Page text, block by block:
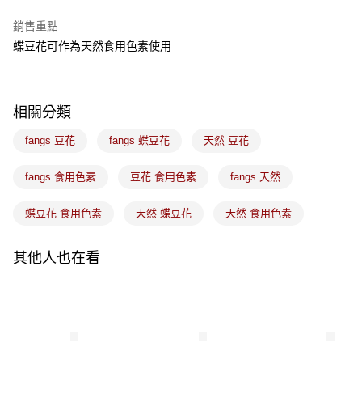
Google Pay
全盈+PAY
運送方式
7-11取貨(5kg以內，尺寸不超過90cm)
每筆NT$100，滿NT$1,500(含以上)免運費
付款後門市自取
銷售重點
蝶豆花可作為天然食用色素使用
相關分類
fangs 豆花 fangs 蝶豆花 天然 豆花
fangs 食用色素 豆花 食用色素 fangs 天然
蝶豆花 食用色素 天然 蝶豆花 天然 食用色素
其他人也在看